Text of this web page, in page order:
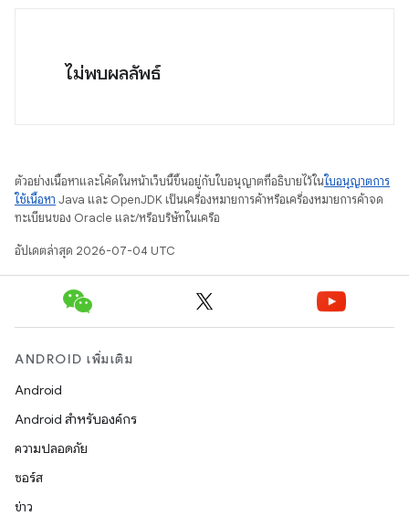
ไม่พบผลลัพธ์
ตัวอย่างเนื้อหาและโค้ดในหน้าเว็บนี้ขึ้นอยู่กับใบอนุญาตที่อธิบายไว้ในใบอนุญาตการ
ใช้เนื้อหา Java และ OpenJDK เป็นเครื่องหมายการค้าหรือเครื่องหมายการค้าจด
ทะเบียนของ Oracle และ/หรือบริษัทในเครือ
อัปเดตล่าสุด 2026-07-04 UTC
ANDROID เพิ่มเติม
Android
Android สำหรับองค์กร
ความปลอดภัย
ซอร์ส
ข่าว